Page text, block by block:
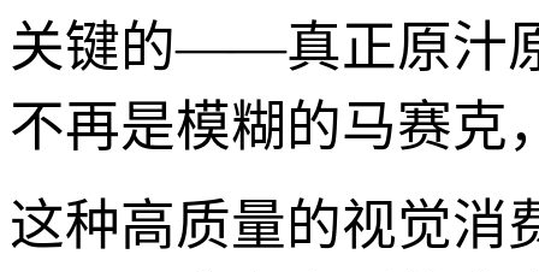
关键的——真正原汁
不再是模糊的马赛克
这种高质量的视觉消